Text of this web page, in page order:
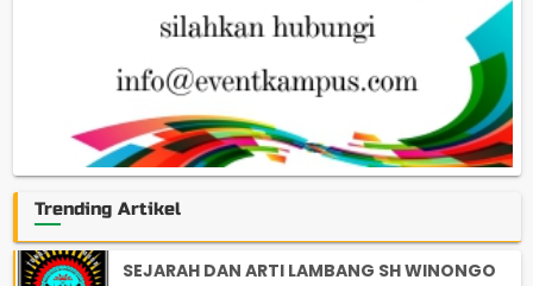
Trending Artikel
SEJARAH DAN ARTI LAMBANG SH WINONGO